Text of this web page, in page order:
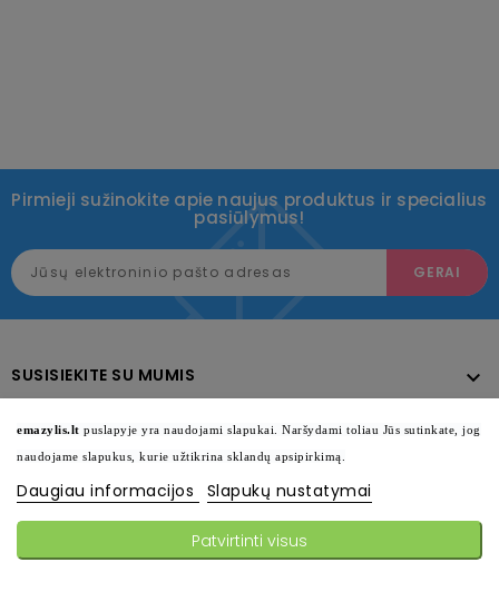
Pirmieji sužinokite apie naujus produktus ir specialius
pasiūlymus!
SUSISIEKITE SU MUMIS 

INFORMACIJA
SEKITE MUS
emazylis.lt puslapyje yra naudojami slapukai. Naršydami toliau Jūs sutinkate, jog
naudojame slapukus, kurie užtikrina sklandų apsipirkimą.
Daugiau informacijos Slapukų nustatymai
Patvirtinti visus